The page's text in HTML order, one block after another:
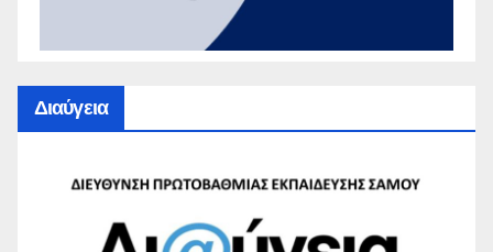
Διαύγεια